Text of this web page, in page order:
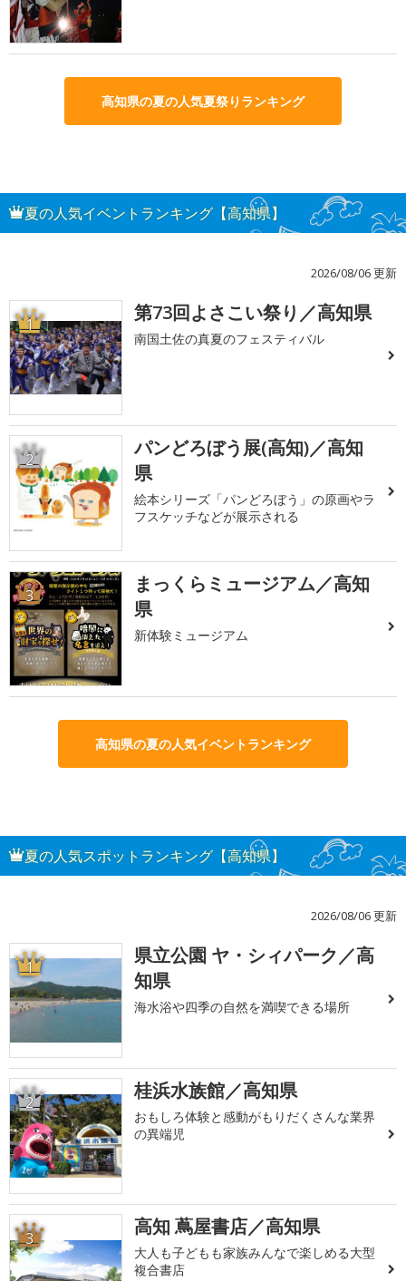
高知県の夏の人気夏祭りランキング
夏の人気イベントランキング【高知県】
2026/08/06 更新
1 第73回よさこい祭り／高知県
南国土佐の真夏のフェスティバル
2
パンどろぼう展(高知)／高知
県
絵本シリーズ「パンどろぼう」の原画やラ
フスケッチなどが展示される
3
まっくらミュージアム／高知
県
新体験ミュージアム
高知県の夏の人気イベントランキング
夏の人気スポットランキング【高知県】
2026/08/06 更新
1
県立公園 ヤ・シィパーク／高
知県
海水浴や四季の自然を満喫できる場所
2 桂浜水族館／高知県
おもしろ体験と感動がもりだくさんな業界
の異端児
3 高知 蔦屋書店／高知県
大人も子どもも家族みんなで楽しめる大型
複合書店